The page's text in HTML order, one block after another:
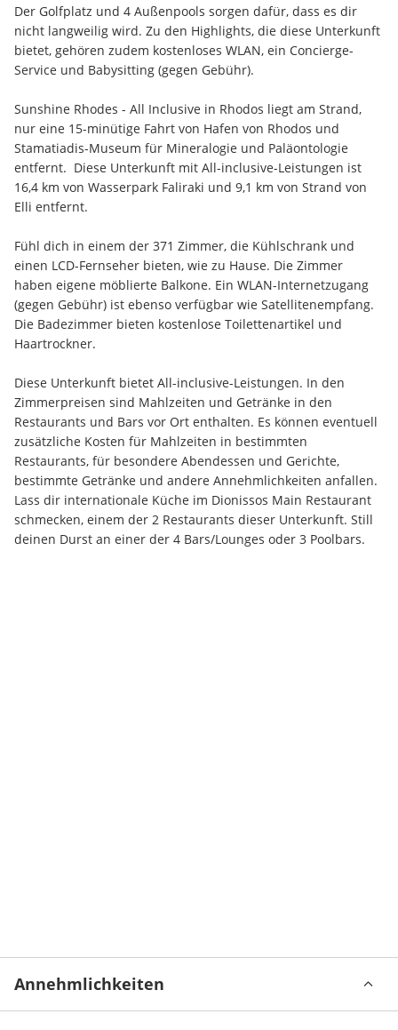
Der Golfplatz und 4 Außenpools sorgen dafür, dass es dir
nicht langweilig wird. Zu den Highlights, die diese Unterkunft
bietet, gehören zudem kostenloses WLAN, ein Concierge-
Service und Babysitting (gegen Gebühr).
Sunshine Rhodes - All Inclusive in Rhodos liegt am Strand,
nur eine 15-minütige Fahrt von Hafen von Rhodos und
Stamatiadis-Museum für Mineralogie und Paläontologie
entfernt.  Diese Unterkunft mit All-inclusive-Leistungen ist
16,4 km von Wasserpark Faliraki und 9,1 km von Strand von
Elli entfernt.
Fühl dich in einem der 371 Zimmer, die Kühlschrank und
einen LCD-Fernseher bieten, wie zu Hause. Die Zimmer
haben eigene möblierte Balkone. Ein WLAN-Internetzugang
(gegen Gebühr) ist ebenso verfügbar wie Satellitenempfang.
Die Badezimmer bieten kostenlose Toilettenartikel und
Haartrockner.
Diese Unterkunft bietet All-inclusive-Leistungen. In den
Zimmerpreisen sind Mahlzeiten und Getränke in den
Restaurants und Bars vor Ort enthalten. Es können eventuell
zusätzliche Kosten für Mahlzeiten in bestimmten
Restaurants, für besondere Abendessen und Gerichte,
bestimmte Getränke und andere Annehmlichkeiten anfallen.
Lass dir internationale Küche im Dionissos Main Restaurant
schmecken, einem der 2 Restaurants dieser Unterkunft. Still
deinen Durst an einer der 4 Bars/Lounges oder 3 Poolbars.
Annehmlichkeiten